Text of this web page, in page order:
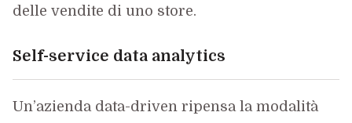
delle vendite di uno store.
Self-service data analytics
Un’azienda data-driven ripensa la modalità